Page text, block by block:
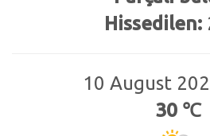
Hissedilen:
10 August
30 ℃